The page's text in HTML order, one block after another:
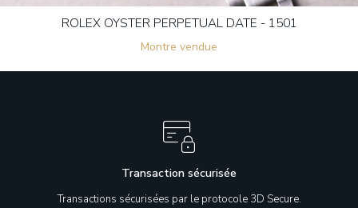
ROLEX OYSTER PERPETUAL DATE - 1501
Montre vendue
Transaction sécurisée
Transactions sécurisées par le protocole 3D Secure.